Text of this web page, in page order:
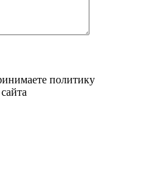
политику